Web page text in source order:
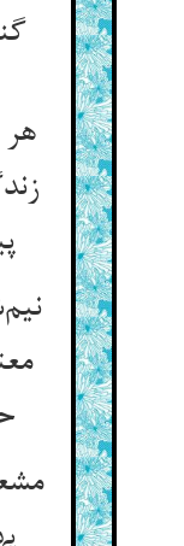
گندم‌نمای جوفروش
هر
حجره‌ی او رای زد